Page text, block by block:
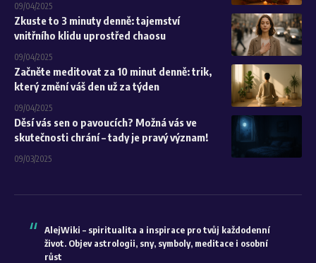
09/04/2025
Zkuste to 3 minuty denně: tajemství
vnitřního klidu uprostřed chaosu
09/04/2025
Začněte meditovat za 10 minut denně: trik,
který změní váš den už za týden
09/04/2025
Děsí vás sen o pavoucích? Možná vás ve
skutečnosti chrání – tady je pravý význam!
09/03/2025
AlejWiki – spiritualita a inspirace pro tvůj každodenní
život. Objev astrologii, sny, symboly, meditace i osobní
růst